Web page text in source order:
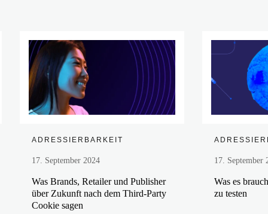
ADRESSIERBARKEIT
17. September 2024
Was Brands, Retailer und Publisher
über Zukunft nach dem Third-Party
Cookie sagen
17. September
Was es
zu testen